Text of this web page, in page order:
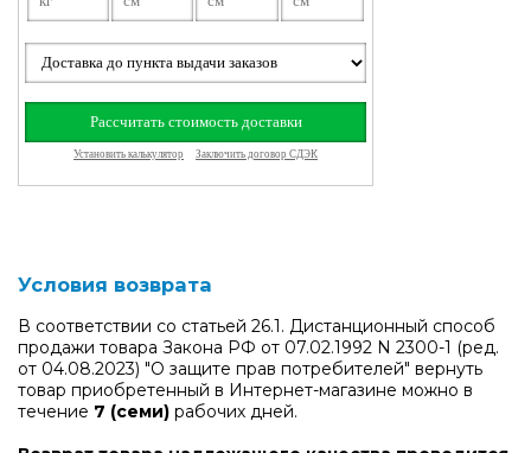
Условия возврата
В соответствии со статьей 26.1. Дистанционный способ
продажи товара Закона РФ от 07.02.1992 N 2300-1 (ред.
от 04.08.2023) "О защите прав потребителей" вернуть
товар приобретенный в Интернет-магазине можно в
течение 7 (семи) рабочих дней.